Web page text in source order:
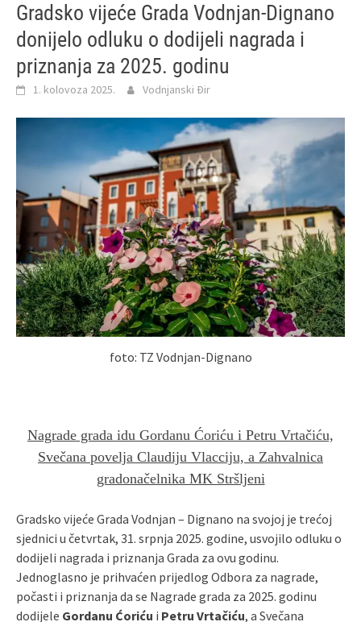
Gradsko vijeće Grada Vodnjan-Dignano
donijelo odluku o dodijeli nagrada i
priznanja za 2025. godinu
1. kolovoza 2025. Vodnjanski Đir
foto: TZ Vodnjan-Dignano
Nagrade grada idu Gordanu Ćoriću i Petru Vrtačiću,
Svečana povelja Claudiju Vlacciju, a Zahvalnica
gradonačelnika MK Stršljeni
Gradsko vijeće Grada Vodnjan – Dignano na svojoj je trećoj
sjednici u četvrtak, 31. srpnja 2025. godine, usvojilo odluku o
dodijeli nagrada i priznanja Grada za ovu godinu.
Jednoglasno je prihvaćen prijedlog Odbora za nagrade,
počasti i priznanja da se Nagrade grada za 2025. godinu
dodijele Gordanu Ćoriću i Petru Vrtačiću, a Svečana